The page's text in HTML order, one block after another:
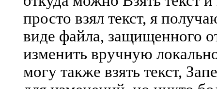
просто взял текст, я
виде файла, защищенного
изменить вручную
могу также взять текст,